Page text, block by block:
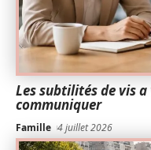
Les subtilités de vis
communiquer
Famille 4 juillet 2026